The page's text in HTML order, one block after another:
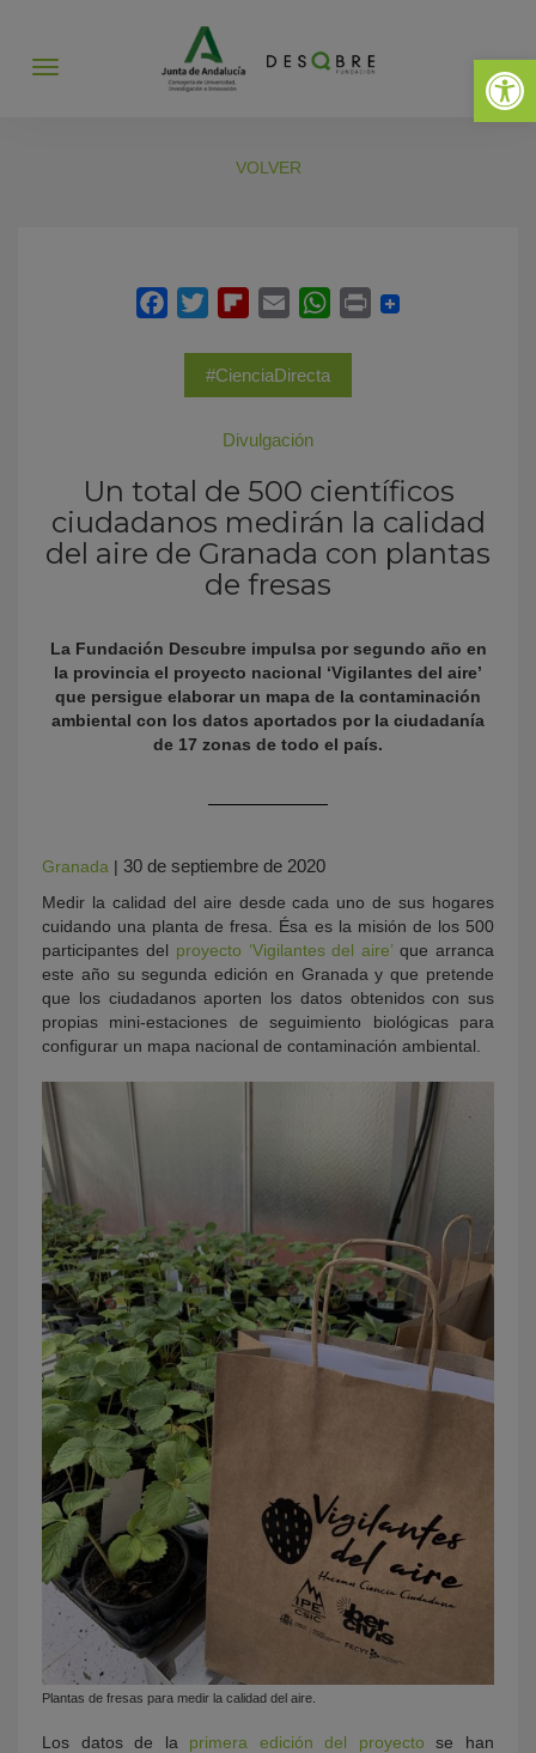
Abrir
Abrir
VOLVER
#CienciaDirecta
Divulgación
Un total de 500 científicos
ciudadanos medirán la calidad
del aire de Granada con plantas
de fresas
La Fundación Descubre impulsa por segundo año en
la provincia el proyecto nacional ‘Vigilantes del aire’
que persigue elaborar un mapa de la contaminación
ambiental con los datos aportados por la ciudadanía
de 17 zonas de todo el país.
Granada | 30 de septiembre de 2020
Medir la calidad del aire desde cada uno de sus hogares
cuidando una planta de fresa. Ésa es la misión de los 500
participantes del proyecto ‘Vigilantes del aire’que arranca
este año su segunda edición en Granada y que pretende
que los ciudadanos aporten los datos obtenidos con sus
propias mini-estaciones de seguimiento biológicas para
configurar un mapa nacional de contaminación ambiental.
Plantas de fresas para medir la calidad del aire.
Los datos de la primera edición del proyecto se han